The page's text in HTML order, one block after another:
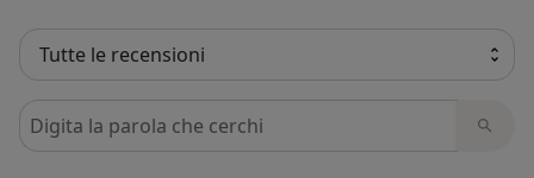
Cerca nelle recensioni